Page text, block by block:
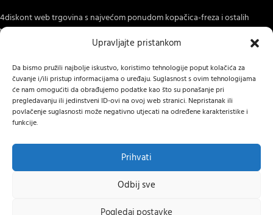
Upravljajte pristankom
Da bismo pružili najbolje iskustvo, koristimo tehnologije poput kolačića za
čuvanje i/ili pristup informacijama o uređaju. Suglasnost s ovim tehnologijama
će nam omogućiti da obrađujemo podatke kao što su ponašanje pri
pregledavanju ili jedinstveni ID-ovi na ovoj web stranici. Nepristanak ili
povlačenje suglasnosti može negativno utjecati na određene karakteristike i
funkcije.
Prihvati
Odbij sve
web trgovina s najvećom ponudom kopačica-freza i ostalih
za dom i vrt.
INFORMACIJE O KUPNJI
OSTALE INFORMACIJE
Hrvatski